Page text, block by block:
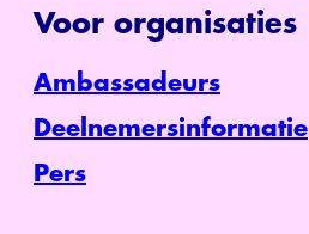
Voor organisaties
Ambassadeurs
Deelnemersinformatie
Pers